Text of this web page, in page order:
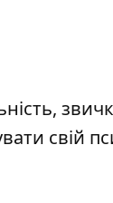
свій